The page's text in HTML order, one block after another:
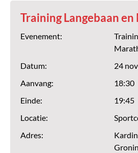
Training Langebaan
Evenement:
Datum:
24
Aanvang:
18:30
Einde:
19:45
Locatie:
Adres: